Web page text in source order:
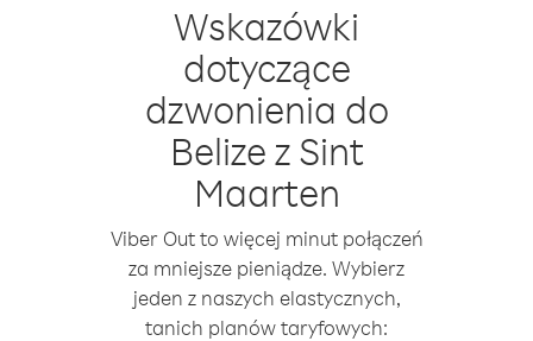
Wskazówki
dotyczące
dzwonienia do
Belize z Sint
Maarten
Viber Out to więcej minut połączeń
za mniejsze pieniądze. Wybierz
jeden z naszych elastycznych,
tanich planów taryfowych: